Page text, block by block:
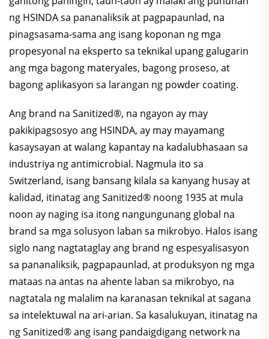
ng HSINDA sa pananaliksik at pagpapaunlad, na
pinagsasama-sama ang isang koponan ng mga
propesyonal na eksperto sa teknikal upang galugarin
ang mga bagong materyales, bagong proseso, at
bagong aplikasyon sa larangan ng powder coating.
Ang brand na Sanitized®, na ngayon ay may
pakikipagsosyo ang HSINDA, ay may mayamang
kasaysayan at walang kapantay na kadalubhasaan sa
industriya ng antimicrobial. Nagmula ito sa
Switzerland, isang bansang kilala sa kanyang husay at
kalidad, itinatag ang Sanitized® noong 1935 at mula
noon ay naging isa itong nangungunang global na
brand sa mga solusyon laban sa mikrobyo. Halos isang
siglo nang nagtataglay ang brand ng espesyalisasyon
sa pananaliksik, pagpapaunlad, at produksyon ng mga
mataas na antas na ahente laban sa mikrobyo, na
nagtatala ng malalim na karanasan teknikal at sagana
sa intelektuwal na ari-arian. Sa kasalukuyan, itinatag na
ng Sanitized® ang isang pandaigdigang network na